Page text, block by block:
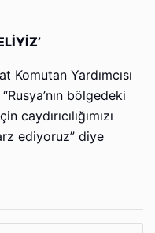
Komutan Yardımcısı
bölgedeki
ediyoruz” diye